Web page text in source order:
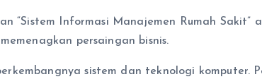
Informasi Manajemen Rumah Sakit”
persaingan bisnis.
sistem dan teknologi komputer.